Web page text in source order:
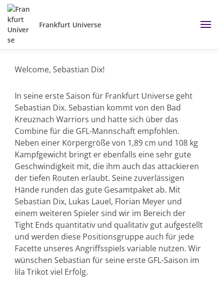
Frankfurt Universe
Welcome, Sebastian Dix!
In seine erste Saison für Frankfurt Universe geht
Sebastian Dix. Sebastian kommt von den Bad
Kreuznach Warriors und hatte sich über das
Combine für die GFL-Mannschaft empfohlen.
Neben einer Körpergröße von 1,89 cm und 108 kg
Kampfgewicht bringt er ebenfalls eine sehr gute
Geschwindigkeit mit, die ihm auch das attackieren
der tiefen Routen erlaubt. Seine zuverlässigen
Hände runden das gute Gesamtpaket ab. Mit
Sebastian Dix, Lukas Lauel, Florian Meyer und
einem weiteren Spieler sind wir im Bereich der
Tight Ends quantitativ und qualitativ gut aufgestellt
und werden diese Positionsgruppe auch für jede
Facette unseres Angriffsspiels variable nutzen. Wir
wünschen Sebastian für seine erste GFL-Saison im
lila Trikot viel Erfolg.